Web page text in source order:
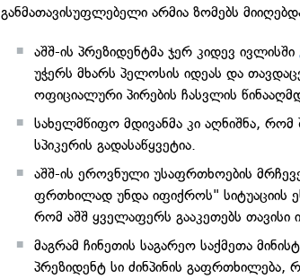
განმათავისუფლებელი არმია ზომებს
აშშ-ის პრეზიდენტმა ჯერ კიდევ ივლისში
უჭერს მხარს პელოსის იდეას და
ოფიციალური პირების ჩასვლის
სახელმწიფო მდივანმა კი აღნიშნა, რომ
სპიკერის გადასაწყვეტია.
აშშ-ის ეროვნული უსაფრთხოების
ფრთხილად უნდა იფიქროს" სიტუაციის
რომ აშშ ყველაფერს გააკეთებს თავისი
მაგრამ ჩინეთის საგარეო საქმეთა
პრეზიდენტ სი ძინპინის გაფრთხილება,